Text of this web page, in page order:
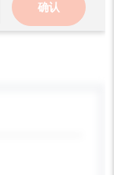
确认